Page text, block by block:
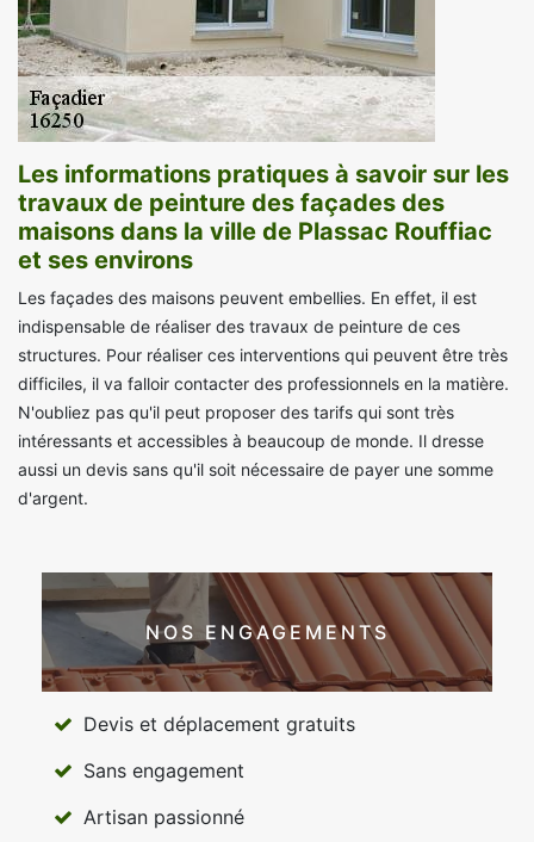
Les informations pratiques à savoir sur les
travaux de peinture des façades des
maisons dans la ville de Plassac Rouffiac
et ses environs
Les façades des maisons peuvent embellies. En effet, il est
indispensable de réaliser des travaux de peinture de ces
structures. Pour réaliser ces interventions qui peuvent être très
difficiles, il va falloir contacter des professionnels en la matière.
N'oubliez pas qu'il peut proposer des tarifs qui sont très
intéressants et accessibles à beaucoup de monde. Il dresse
aussi un devis sans qu'il soit nécessaire de payer une somme
d'argent.
NOS ENGAGEMENTS
Devis et déplacement gratuits
Sans engagement
Artisan passionné